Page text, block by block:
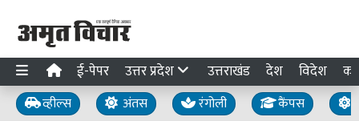
ई-पेपर उत्तर प्रदेश उत्तराखंड देश विदेश
व्हील्स अंतस रंगोली कैंपस